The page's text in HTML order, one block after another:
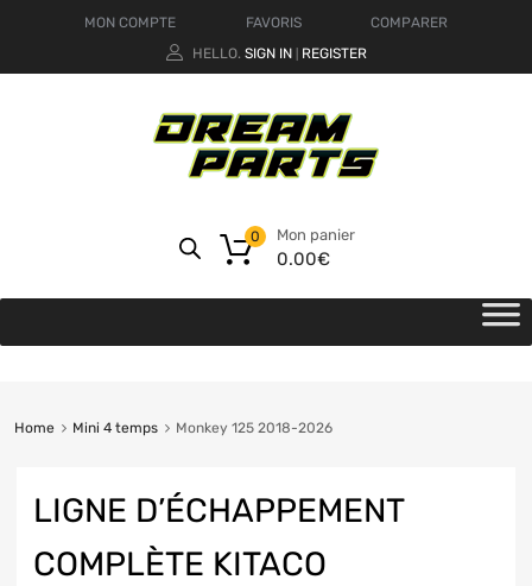
MON COMPTE FAVORIS
COMPARER
HELLO. SIGN IN REGISTER
Mon panier
0.00€
0
Home Mini 4 temps Monkey 125 2018-2026
LIGNE D’ÉCHAPPEMENT
COMPLÈTE KITACO